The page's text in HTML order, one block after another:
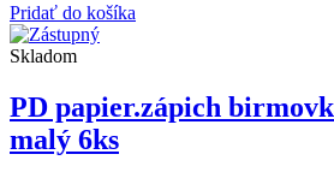
Pridať do košíka
Skladom
PD papier.zápich
malý 6ks